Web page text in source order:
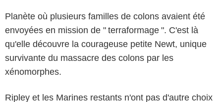
Planète où plusieurs familles de colons avaient été
envoyées en mission de " terraformage ". C'est là
qu'elle découvre la courageuse petite Newt, unique
survivante du massacre des colons par les
xénomorphes.
Ripley et les Marines restants n'ont pas d'autre choix